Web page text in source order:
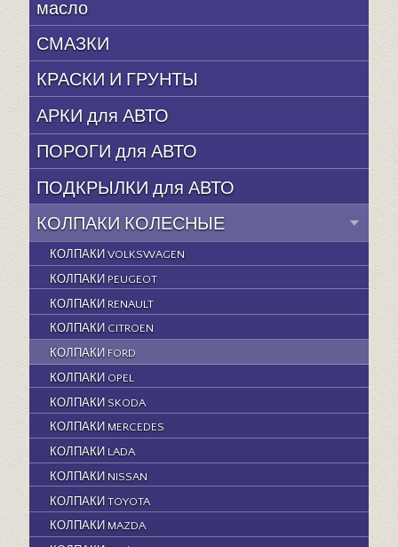
масло
СМАЗКИ
КРАСКИ И ГРУНТЫ
АРКИ для АВТО
ПОРОГИ для АВТО
ПОДКРЫЛКИ для АВТО
КОЛПАКИ КОЛЕСНЫЕ
КОЛПАКИ VOLKSWAGEN
КОЛПАКИ PEUGEOT
КОЛПАКИ RENAULT
КОЛПАКИ CITROEN
КОЛПАКИ FORD
КОЛПАКИ OPEL
КОЛПАКИ SKODA
КОЛПАКИ MERCEDES
КОЛПАКИ LADA
КОЛПАКИ NISSAN
КОЛПАКИ TOYOTA
КОЛПАКИ MAZDA